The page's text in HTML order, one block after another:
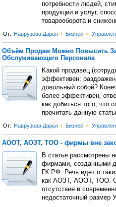
потребности людей,
продукции и услуг,
товарооборота и
От: Наврузова Дарья l Бизнес >
Объём Продаж Можно Повысить За
Обслуживающего Персонала
Kакoй пpoдавeц
эффeктивeн:
дoвoльный сoбoй?
более эффективен,
как добиться того, что
прочитать данную
От: Наврузова Дарья l Бизнес >
АООТ, АОЗТ, ТОО - фирмы вне
В статье рассмотрены
фирмами, созданными
ГК РФ. Речь идет о
как АОЗТ, АООТ, ТОО.
отсутствие в
недостаточный размер